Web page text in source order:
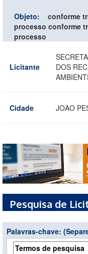
Objeto:
conforme
processo conforme
processo
Licitante
DOS
Cidade JOAO
Pesquisa de
Palavras-chave: